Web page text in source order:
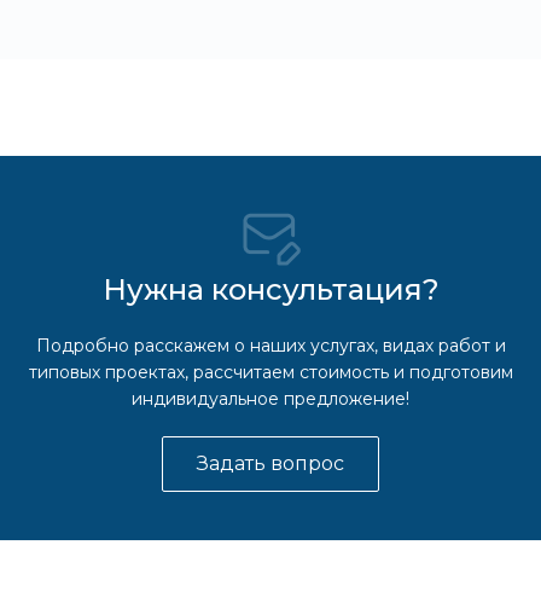
Нужна консультация?
Подробно расскажем о наших услугах, видах работ и
типовых проектах, рассчитаем стоимость и подготовим
индивидуальное предложение!
Задать вопрос